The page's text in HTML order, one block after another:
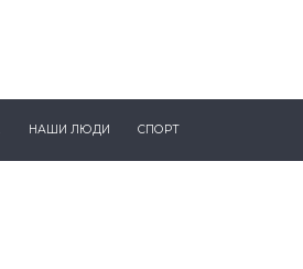
НАШИ ЛЮДИ СПОРТ